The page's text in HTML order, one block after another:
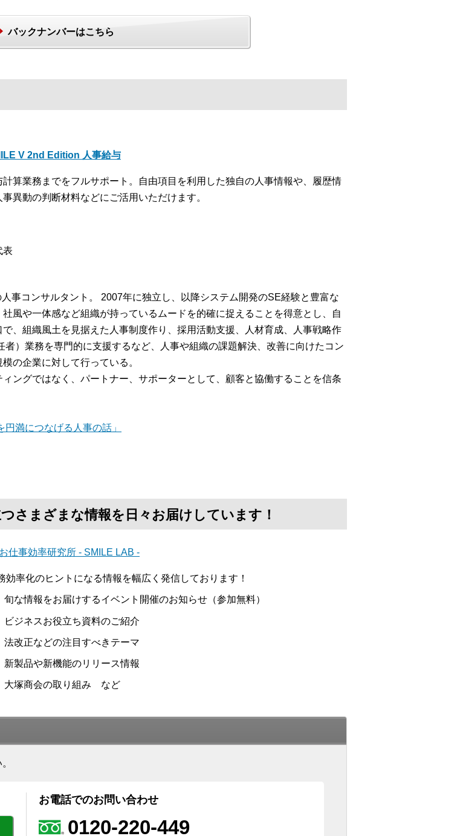
バックナンバーはこちら
V 2nd Edition 人事給与
算業務までをフルサポート。自由項目を利用した独自の人事情報や、履歴情
異動の判断材料などにご活用いただけます。
表
事コンサルタント。 2007年に独立し、以降システム開発のSE経験と豊富な
風や一体感など組織が持っているムードを的確に捉えることを得意とし、自
、組織風土を見据えた人事制度作り、採用活動支援、人材育成、人事戦略作
者）業務を専門的に支援するなど、人事や組織の課題解決、改善に向けたコン
の企業に対して行っている。
ングではなく、パートナー、サポーターとして、顧客と協働することを信条
満につなげる人事の話」
さまざまな情報を日々お届けしています！
お仕事効率研究所 - SMILE LAB -
効率化のヒントになる情報を幅広く発信しております！
旬な情報をお届けするイベント開催のお知らせ（参加無料）
ビジネスお役立ち資料のご紹介
法改正などの注目すべきテーマ
新製品や新機能のリリース情報
大塚商会の取り組み など
お電話でのお問い合わせ
0120-220-449